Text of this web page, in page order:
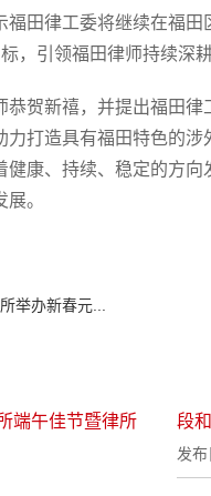
福田律工委将继续在福田
标，引领福田律师持续深
恭贺新禧，并提出福田
力打造具有福田特色的
健康、持续、稳定的方
。
举办新春元...
端午佳节暨律所 段
发布